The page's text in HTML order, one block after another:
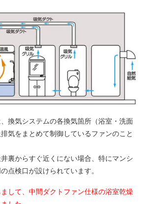
換気システムの各換気箇所（浴室・洗面
気をまとめて制御しているファンのこと
裏からすぐ近くにない場合、特にマンシ
点検口が設けられています。
して、中間ダクトファン仕様の浴室乾燥